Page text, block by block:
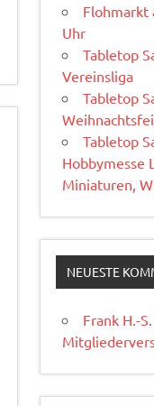
Flohmarkt
Uhr
Tabletop
Vereinsliga
Tabletop
Tabletop
Hobbymesse
Miniaturen,
NEUESTE
Frank H.-S.